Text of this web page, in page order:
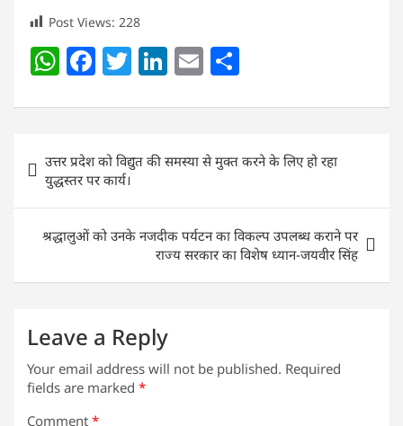
Post Views: 228
W
at
s
A
p
p
F
c
e
b
o
o
T
itt
er
Li
k
e
dI
n
E
ai
l
ar
e
navigation
उत्तर प्रदेश को विद्युत की समस्या से मुक्त करने के लिए हो रहा
युद्धस्तर पर कार्य।
श्रद्धालुओं को उनके नजदीक पर्यटन का विकल्प उपलब्ध कराने पर
राज्य सरकार का विशेष ध्यान-जयवीर सिंह
Leave a Reply
Your email address will not be published. Required
fields are marked *
Comment *